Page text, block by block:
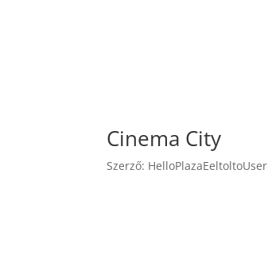
Cinema City
Szerző: HelloPlazaEeltoltoUser